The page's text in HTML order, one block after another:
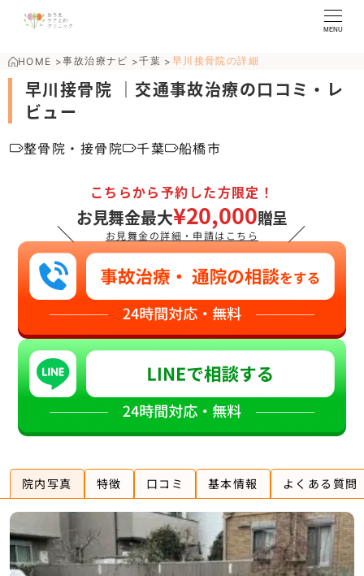
MENU
HOME >事故治療ナビ >千葉 > 早川接骨院の詳細
早川接骨院 ｜交通事故治療の口コミ・レ
ビュー
整骨院・接骨院 千葉 船橋市
＼
こちらから予約した方限定！
お見舞金最大¥20,000贈呈
お見舞金の詳細・申請はこちら ／
院内写真 特徴 口コミ 基本情報 よくある質問